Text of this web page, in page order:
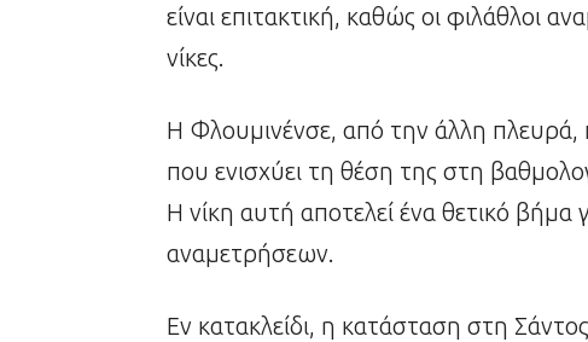
είναι επιτακτική, καθώς οι φιλάθλοι
νίκες.
Η Φλουμινένσε, από την άλλη πλευρά,
που ενισχύει τη θέση της στη
Η νίκη αυτή αποτελεί ένα θετικό
αναμετρήσεων.
Εν κατακλείδι, η κατάσταση στη